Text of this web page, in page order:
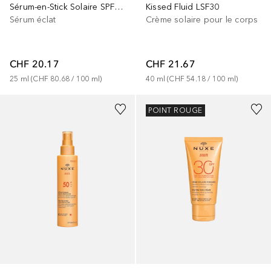
Sérum-en-Stick Solaire SPF50+
Sérum éclat
CHF 20.17
25 ml (CHF 80.68 / 100 ml)
Kissed Fluid LSF30
Crème solaire pour le corps
CHF 21.67
40 ml (CHF 54.18 / 100 ml)
POINT ROUGE